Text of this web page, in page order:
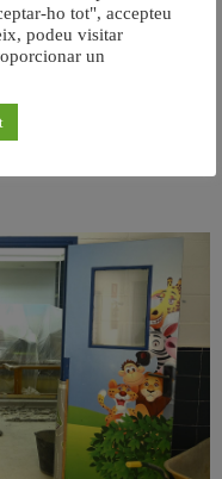
ho tot", accepteu
podeu visitar
un